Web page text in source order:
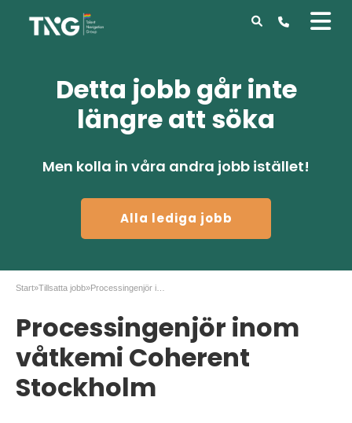
Detta jobb går inte
längre att söka
Men kolla in våra andra jobb istället!
Alla lediga jobb
Start»Tillsatta jobb»
Processingenjör inom
våtkemi Coherent
Stockholm